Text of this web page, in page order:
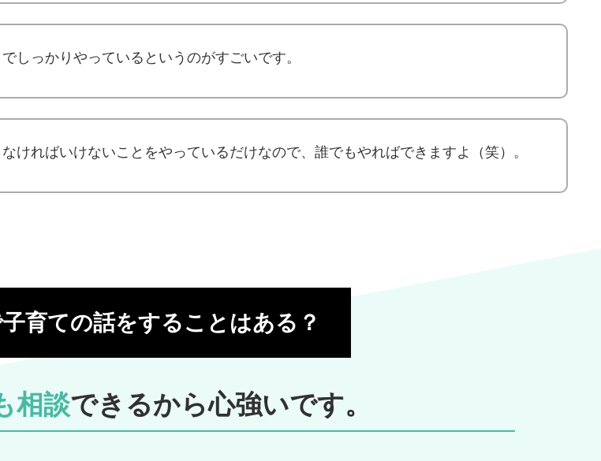
しっかりやっているというのがすごいです。
ければいけないことをやっているだけなので、誰でもやればできますよ（笑）。
育ての話をすることはある？
相談できるから心強いです。